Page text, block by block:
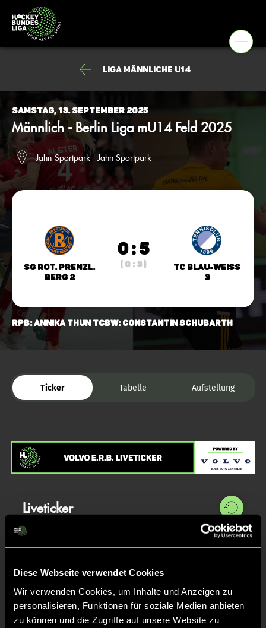
Diese Webseite verwendet Cookies
Wir verwenden Cookies, um Inhalte und Anzeigen zu
personalisieren, Funktionen für soziale Medien anbieten
zu können und die Zugriffe auf unsere Website zu
Liga männliche U14
Samstag, 13. September 2025
Männlich - Berlin Liga mU14 Feld 2025
Jahn-Sportpark - Jahn Sportpark
SG Rot. Prenzl.
Berg 2
0 : 5
( 0 : 3 )
TC Blau-Weiss
3
RPB: Annika Thun TCBW: Constantin Schubarth
Ticker Tabelle Aufstellung
Liveticker
32' TOR 0:5, FELDTOR